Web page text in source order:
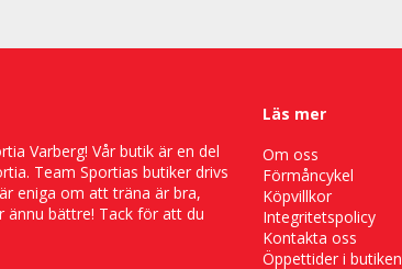
Varberg! Vår butik är en del
Team Sportias butiker drivs
eniga om att träna är bra,
bättre! Tack för att du
Läs mer
Om oss
Förmåncykel
Köpvillkor
Integritetspolicy
Kontakta oss
Öppettider i butiken